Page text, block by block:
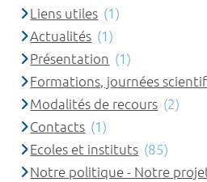
Liens utiles (1)
Actualités (1)
Présentation (1)
Formations, journées
Modalités de recours (2)
Contacts (1)
Ecoles et instituts (85)
Notre politique - Notre